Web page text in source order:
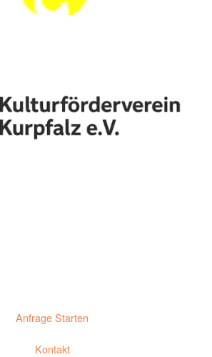
Anfrage Starten
Kontakt